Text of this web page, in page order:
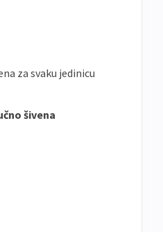
za svaku jedinicu
šivena